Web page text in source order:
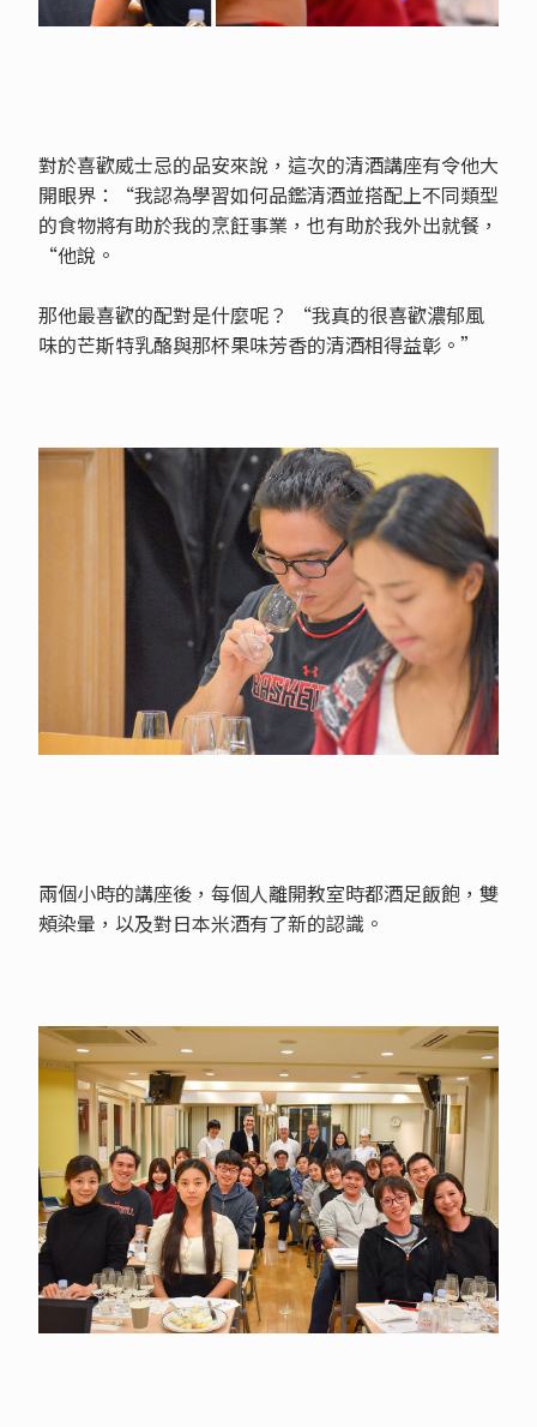
對於喜歡威士忌的品安來說，這次的清酒講座有令他大
開眼界：“我認為學習如何品鑑清酒並搭配上不同類型
的食物將有助於我的烹飪事業，也有助於我外出就餐，
“他說。
那他最喜歡的配對是什麼呢？ “我真的很喜歡濃郁風
味的芒斯特乳酪與那杯果味芳香的清酒相得益彰。”
兩個小時的講座後，每個人離開教室時都酒足飯飽，雙
頰染暈，以及對日本米酒有了新的認識。